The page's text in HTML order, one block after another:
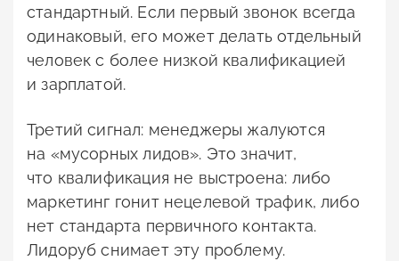
стандартный. Если первый звонок всегда
одинаковый, его может делать отдельный
человек с более низкой квалификацией
и зарплатой.
Третий сигнал: менеджеры жалуются
на «мусорных лидов». Это значит,
что квалификация не выстроена: либо
маркетинг гонит нецелевой трафик, либо
нет стандарта первичного контакта.
Лидоруб снимает эту проблему.